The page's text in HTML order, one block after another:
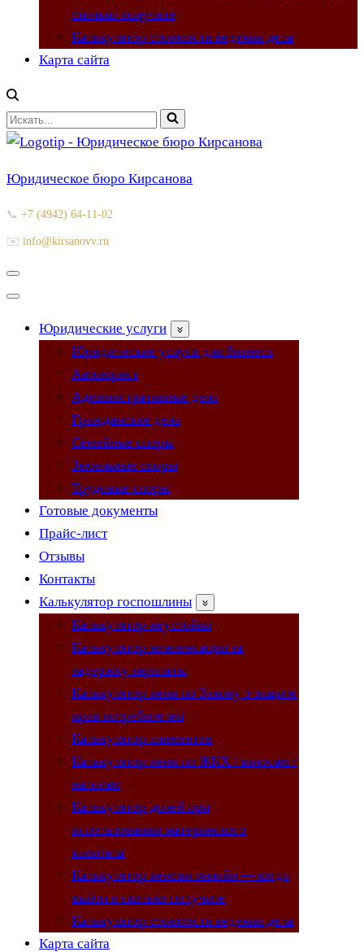
сколько получите
Калькулятор стоимости ведения дела
Карта сайта
Искать...
Юридическое бюро Кирсанова
📞 +7 (4942) 64-11-02
✉️ info@kirsanovv.ru
Меню
навигации
Меню
Юридические услуги
Юридические услуги для бизнеса
Автоюрист
Административные дела
Гражданские дела
Семейные споры
Земельные споры
Трудовые споры
Готовые документы
Прайс-лист
Отзывы
Контакты
Калькулятор госпошлины
Калькулятор неустойки
Калькулятор компенсации за
задержку зарплаты
Калькулятор пени по Закону о защите
прав потребителей
Калькулятор алиментов
Калькулятор пени по ЖКХ / взносам /
налогам
Калькулятор долей при
использовании материнского
капитала
Калькулятор пенсии онлайн — когда
выйти и сколько получите
Калькулятор стоимости ведения дела
Карта сайта